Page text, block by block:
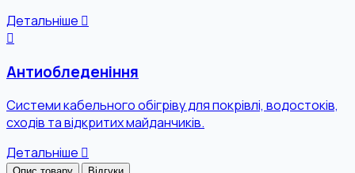
Детальніше
Антиобледеніння
Системи кабельного обігріву для покрівлі, водостоків,
сходів та відкритих майданчиків.
Детальніше